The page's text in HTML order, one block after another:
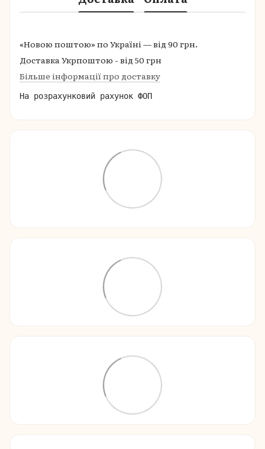
«Новою поштою» по Україні — від 90 грн.
Доставка Укрпоштою - від 50 грн
Більше інформації про доставку
На розрахунковий рахунок ФОП